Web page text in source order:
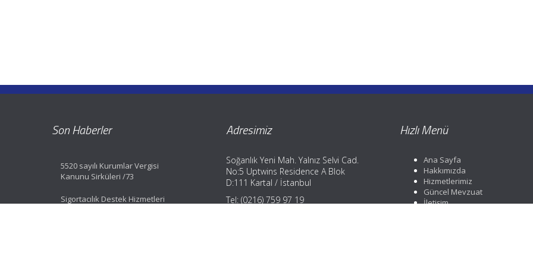
Son Haberler
5520 sayılı Kurumlar Vergisi
Kanunu Sirküleri /73
Sigortacılık Destek Hizmetleri
Adresimiz
Soğanlık Yeni Mah. Yalnız Selvi Cad.
No:5 Uptwins Residence A Blok
D:111 Kartal / İstanbul
Tel: (0216) 759 97 19
Hızlı Menü
Ana Sayfa
Hakkımızda
Hizmetlerimiz
Güncel Mevzuat
İletişim